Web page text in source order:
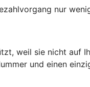
nur
weil sie nicht auf
und einen